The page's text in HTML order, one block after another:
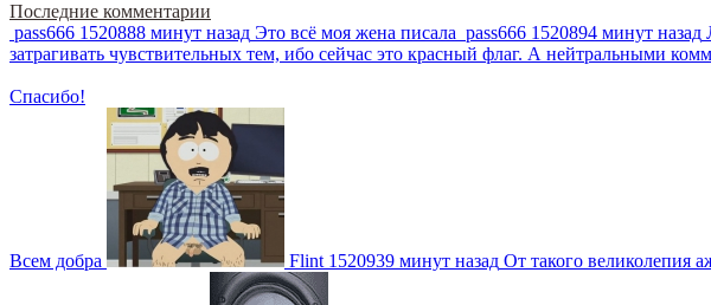
Последние комментарии
pass666 1520888 минут назад Это всё моя жена писала pass666 1520894 минут назад
затрагивать чувствительных тем, ибо сейчас это красный флаг. А нейтральными
Спасибо!
Всем добра Flint 1520939 минут назад От такого великолепия